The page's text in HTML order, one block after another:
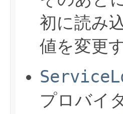
初に読み
値を変更
プロバイ